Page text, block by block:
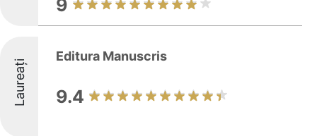
9
Laureați
Editura Manuscris
9.4